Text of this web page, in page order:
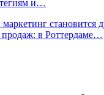
и…
становится
в Роттердаме…